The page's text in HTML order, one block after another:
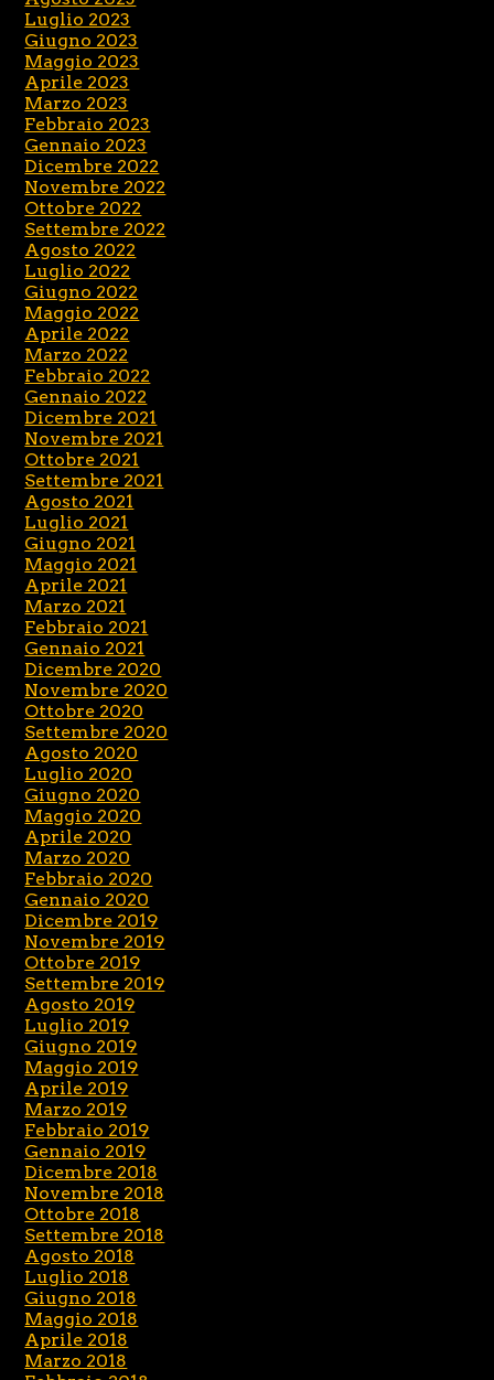
Luglio 2023
Giugno 2023
Maggio 2023
Aprile 2023
Marzo 2023
Febbraio 2023
Gennaio 2023
Dicembre 2022
Novembre 2022
Ottobre 2022
Settembre 2022
Agosto 2022
Luglio 2022
Giugno 2022
Maggio 2022
Aprile 2022
Marzo 2022
Febbraio 2022
Gennaio 2022
Dicembre 2021
Novembre 2021
Ottobre 2021
Settembre 2021
Agosto 2021
Luglio 2021
Giugno 2021
Maggio 2021
Aprile 2021
Marzo 2021
Febbraio 2021
Gennaio 2021
Dicembre 2020
Novembre 2020
Ottobre 2020
Settembre 2020
Agosto 2020
Luglio 2020
Giugno 2020
Maggio 2020
Aprile 2020
Marzo 2020
Febbraio 2020
Gennaio 2020
Dicembre 2019
Novembre 2019
Ottobre 2019
Settembre 2019
Agosto 2019
Luglio 2019
Giugno 2019
Maggio 2019
Aprile 2019
Marzo 2019
Febbraio 2019
Gennaio 2019
Dicembre 2018
Novembre 2018
Ottobre 2018
Settembre 2018
Agosto 2018
Luglio 2018
Giugno 2018
Maggio 2018
Aprile 2018
Marzo 2018